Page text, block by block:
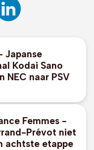
Japanse
Kodai Sano
NEC naar PSV
Femmes -
Prévot niet
achtste etappe